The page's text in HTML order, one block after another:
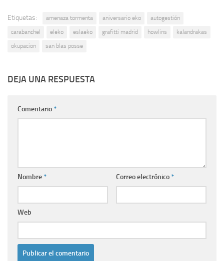
Etiquetas: amenaza tormenta aniversario eko
autogestión
carabanchel
eleko eslaeko grafitti madrid howlins
kalandrakas
okupacion
san blas posse
DEJA UNA RESPUESTA
Comentario*
Nombre* Correo electrónico*
Web